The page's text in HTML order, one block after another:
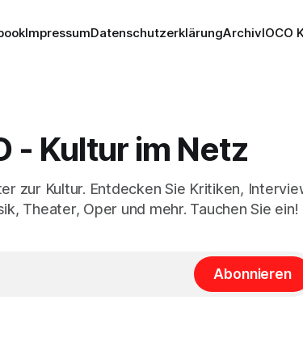
ImpressumDatenschutzerklärungArchivIOCO
- Kultur im Netz
zur Kultur. Entdecken Sie Kritiken,
Theater, Oper und mehr. Tauchen Sie ein!
Abonnieren